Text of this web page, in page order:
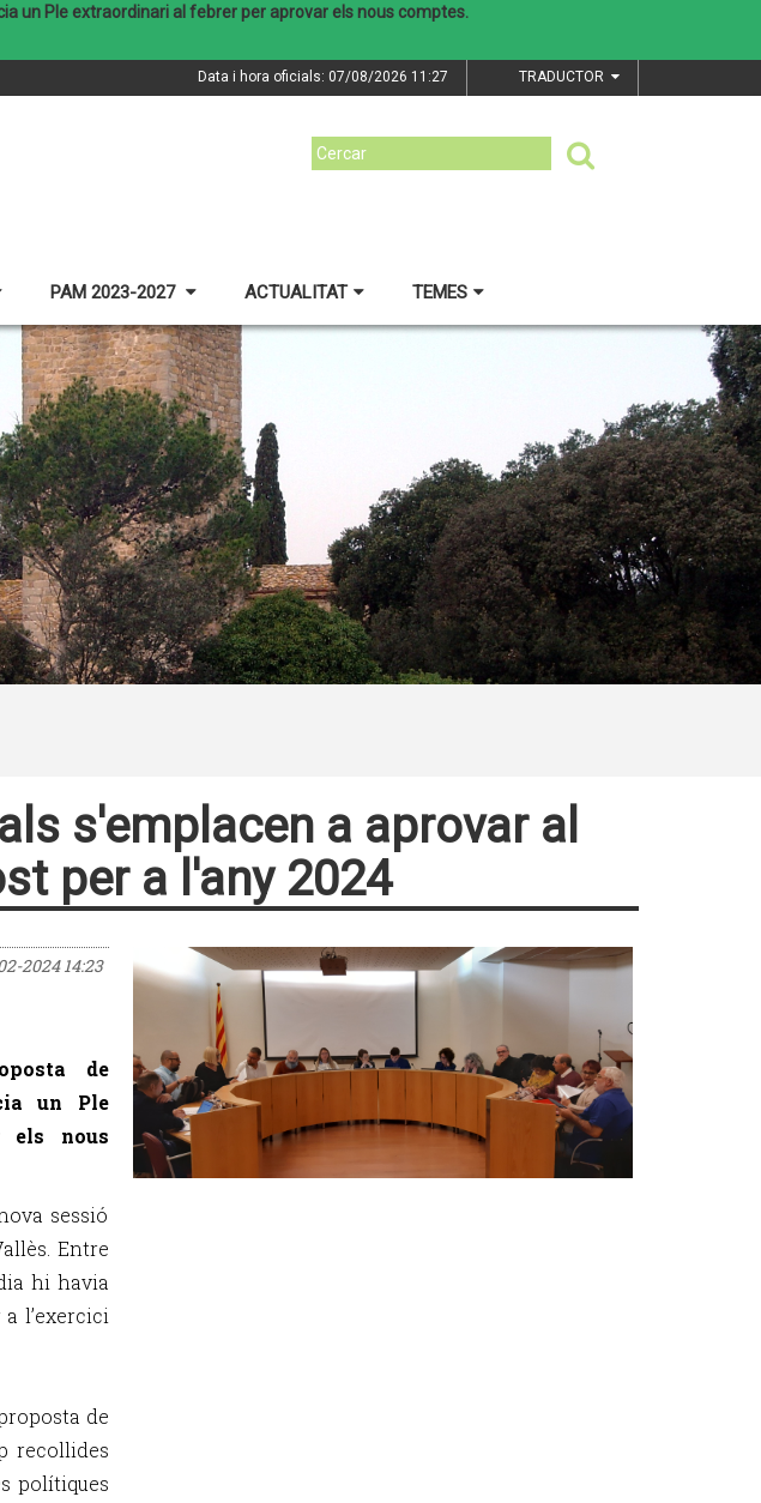
un Ple extraordinari al febrer per aprovar els nous comptes.
Data i hora oficials: 07/08/2026 11:27 TRADUCTOR
PAM 2023-2027 ACTUALITAT TEMES
s'emplacen a aprovar al
per a l'any 2024
2024 14:23
de
un Ple
els nous
sessió
Entre
hi havia
l’exercici
de
recollides
polítiques